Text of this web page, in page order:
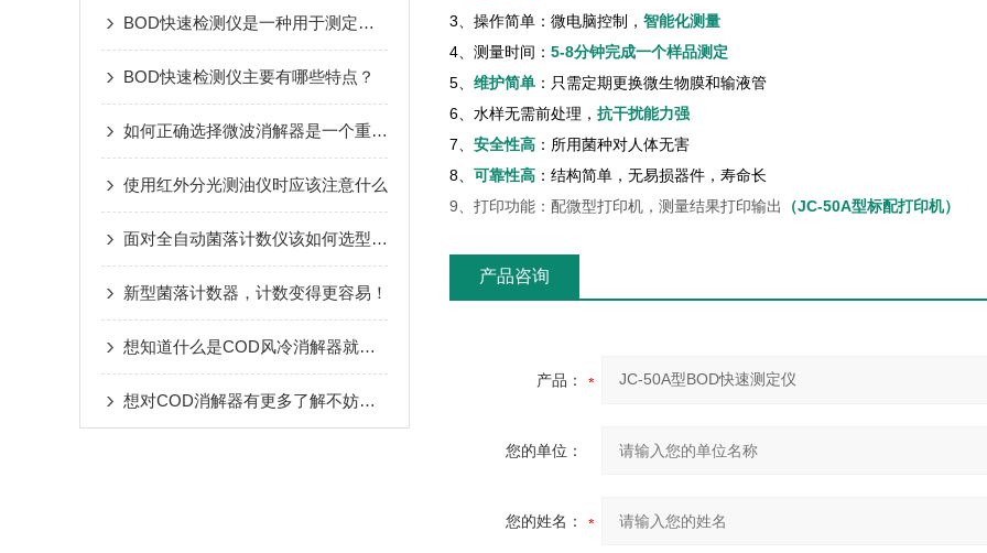
BOD快速检测仪是一种用于测定废水中生化耗氧量的仪器
BOD快速检测仪主要有哪些特点？
如何正确选择微波消解器是一个重要难题
使用红外分光测油仪时应该注意什么
面对全自动菌落计数仪该如何选型本篇给出你要的答案
新型菌落计数器，计数变得更容易！
想知道什么是COD风冷消解器就看看本篇吧
想对COD消解器有更多了解不妨看看这些吧
3、操作简单：微电脑控制， 智能化测量
4、测量时间： 5-8分钟完成一个样品测定
5、 维护简单 ：只需定期更换微生物膜和输液管
6、水样无需前处理， 抗干扰能力强
7、 安全性高 ：所用菌种对人体无害
8、 可靠性高 ：结构简单，无易损器件，寿命长
9、打印功能：配微型打印机，测量结果打印输出
（JC-50A型标配打印机）
产品咨询
产品：
您的单位：
您的姓名：